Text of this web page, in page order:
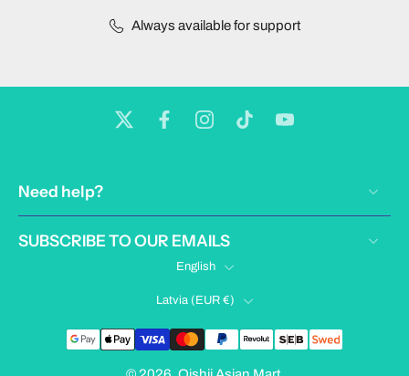
Always available for support
Need help?
SUBSCRIBE TO OUR EMAILS
English
Latvia ‎(EUR €)‎